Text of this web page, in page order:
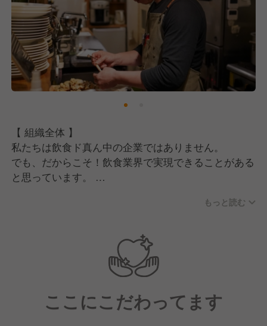
【 組織全体 】
私たちは飲食ド真ん中の企業ではありません。
でも、だからこそ！飲食業界で実現できることがある
と思っています。
会社の目標、従業員たちの夢、それらが重なるところ
を納得するまで追い求めていく。
そうして新しい会社の形を創っていく。それがアイフ
ーズです。
従業員ひとりひとりに夢や幸せがあって、
もっと読む
ここにこだわってます